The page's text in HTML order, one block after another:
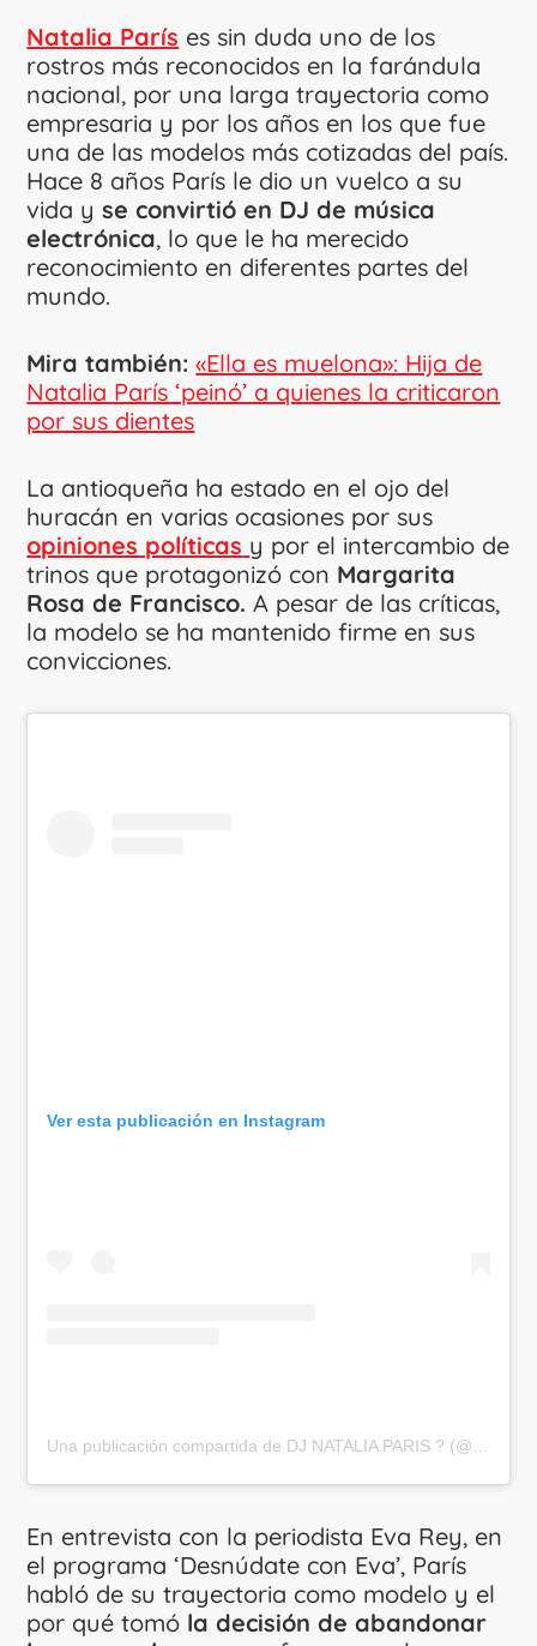
Natalia París es sin duda uno de los
rostros más reconocidos en la farándula
nacional, por una larga trayectoria como
empresaria y por los años en los que fue
una de las modelos más cotizadas del país.
Hace 8 años París le dio un vuelco a su
vida yse convirtió en DJ de música
electrónica, lo que le ha merecido
reconocimiento en diferentes partes del
mundo.
Mira también:«Ella es muelona»: Hija de
Natalia París ‘peinó’ a quienes la criticaron
por sus dientes
La antioqueña ha estado en el ojo del
huracán en varias ocasiones por sus
opiniones políticas y por el intercambio de
trinos que protagonizó con Margarita
Rosa de Francisco. A pesar de las críticas,
la modelo se ha mantenido firme en sus
convicciones.
Ver esta publicación en Instagram
En entrevista con la periodista Eva Rey, en
el programa ‘Desnúdate con Eva’, París
habló de su trayectoria como modelo y el
por qué tomó la decisión de abandonar